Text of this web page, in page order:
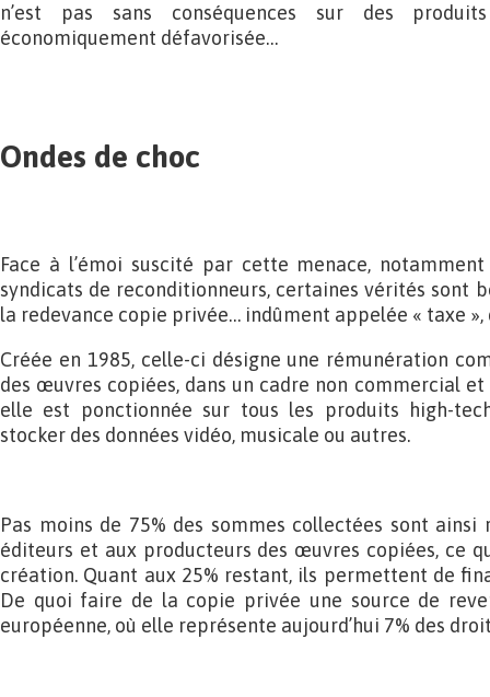
n’est pas sans conséquences sur des
économiquement défavorisée…
Ondes de choc
Face à l’émoi suscité par cette menace,
syndicats de reconditionneurs, certaines vérités sont
la redevance copie privée… indûment appelée « taxe »,
Créée en 1985, celle-ci désigne une rémunération
des œuvres copiées, dans un cadre non commercial
elle est ponctionnée sur tous les produits high-
stocker des données vidéo, musicale ou autres.
Pas moins de 75% des sommes collectées sont ainsi
éditeurs et aux producteurs des œuvres copiées, ce
création. Quant aux 25% restant, ils permettent de
De quoi faire de la copie privée une source de
européenne, où elle représente aujourd’hui 7% des